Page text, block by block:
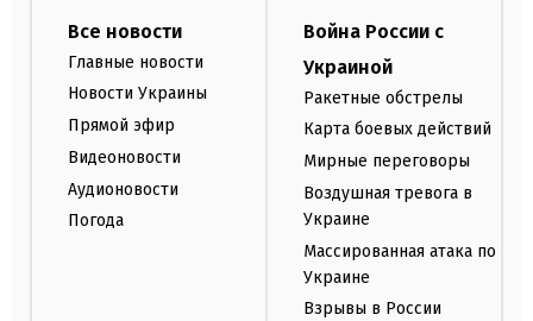
Все новости
Главные новости
Новости Украины
Прямой эфир
Видеоновости
Аудионовости
Погода
Война России с
Украиной
Ракетные обстрелы
Карта боевых действий
Мирные переговоры
Воздушная тревога в
Украине
Массированная атака по
Украине
Взрывы в России